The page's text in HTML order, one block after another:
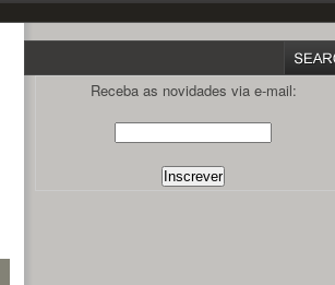
Receba as novidades via e-mail: